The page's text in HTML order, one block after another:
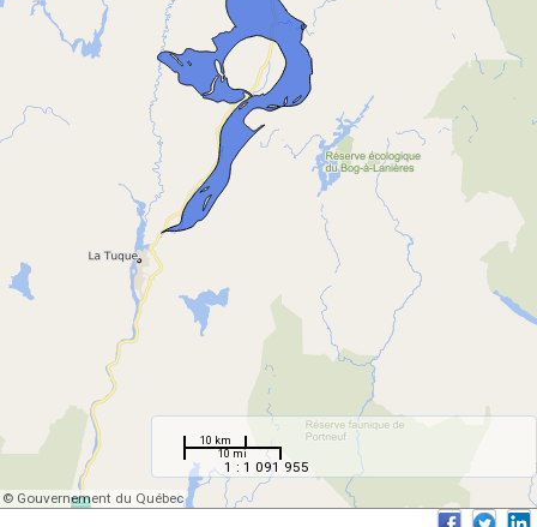
10 km
10 mi
1 : 1 091 955
© Gouvernement du Québec